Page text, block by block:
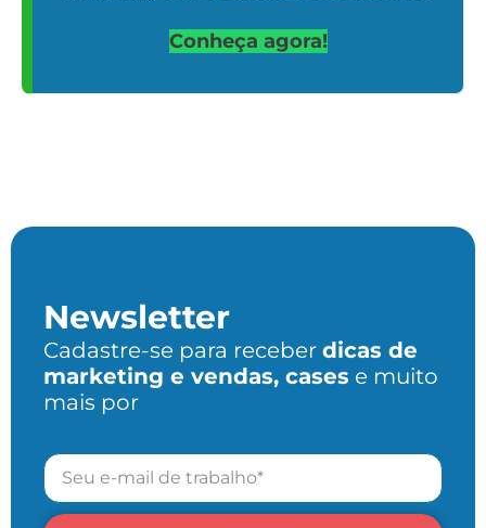
Conheça agora!
Newsletter
Cadastre-se para receber dicas de
marketing e vendas, cases e muito
mais por